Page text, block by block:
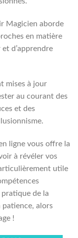
Magicien aborde
en matière
d’apprendre
mises à jour
au courant des
et des
ligne vous offre la
à révéler vos
utile
pratique de la
patience, alors
!